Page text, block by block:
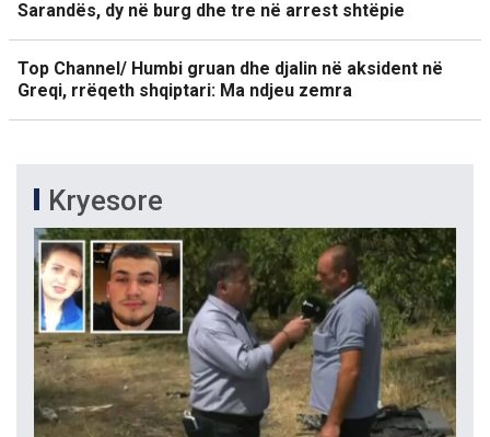
Sarandës, dy në burg dhe tre në arrest shtëpie
Top Channel/ Humbi gruan dhe djalin në aksident në
Greqi, rrëqeth shqiptari: Ma ndjeu zemra
Kryesore